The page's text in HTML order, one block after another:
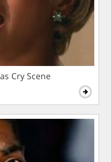
Cry Scene